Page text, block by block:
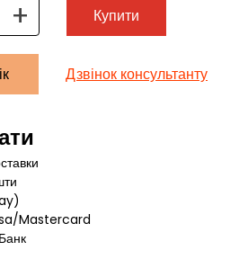
+ Купити
Дзвінок консультанту
Mastercard